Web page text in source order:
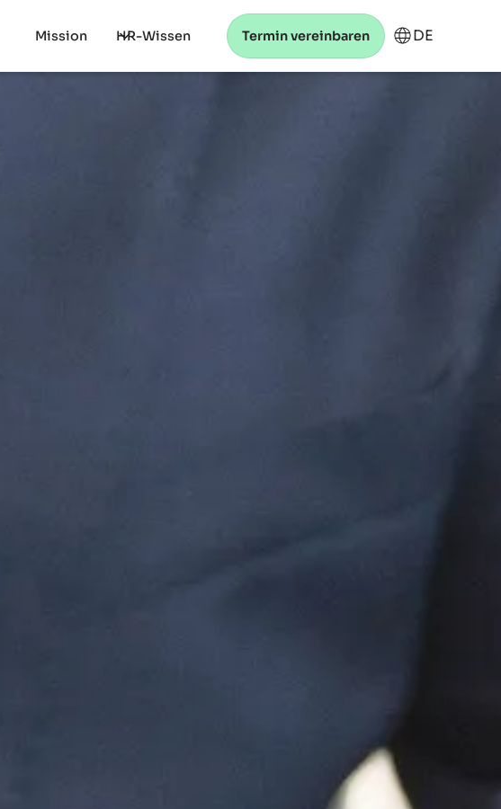
Mission HR-Wissen Termin vereinbaren DE